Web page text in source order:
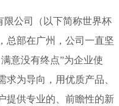
公司（以下简称世界杯
总部在广州，公司一直坚
满意没有终点”为企业使
为导向，用优质产品、
专业的、前瞻性的新